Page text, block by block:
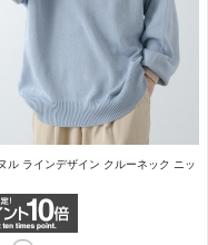
ル ラインデザイン クルーネック ニッ